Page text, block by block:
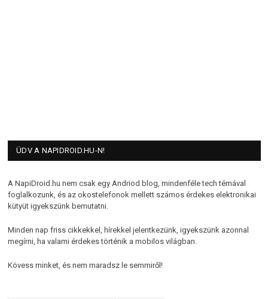
ÜDV A NAPIDROID.HU-N!
A NapiDroid.hu nem csak egy Andriod blog, mindenféle tech témával
foglalkozunk, és az okostelefonok mellett számos érdekes elektronikai
kütyüt igyekszünk bemutatni.
Minden nap friss cikkekkel, hírekkel jelentkezünk, igyekszünk azonnal
megírni, ha valami érdekes történik a mobilos világban.
Kövess minket, és nem maradsz le semmiről!